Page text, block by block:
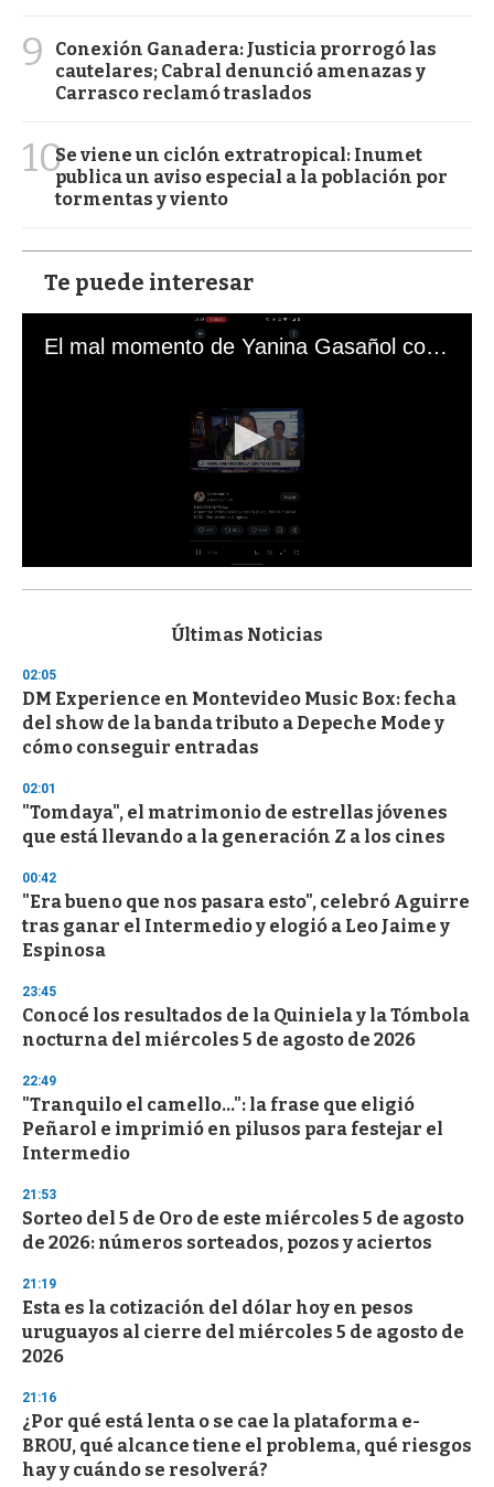
9
Conexión Ganadera: Justicia prorrogó las
cautelares; Cabral denunció amenazas y
Carrasco reclamó traslados
10Se viene un ciclón extratropical: Inumet
publica un aviso especial a la población por
tormentas y viento
Te puede interesar
El mal momento de Yanina Gasañol con un hincha argentino en "Subrayado"
s
d
s
o
f
3
s
e
o
d
s
Últimas Noticias
02:05
DM Experience en Montevideo Music Box: fecha
del show de la banda tributo a Depeche Mode y
cómo conseguir entradas
02:01
"Tomdaya", el matrimonio de estrellas jóvenes
que está llevando a la generación Z a los cines
00:42
"Era bueno que nos pasara esto", celebró Aguirre
tras ganar el Intermedio y elogió a Leo Jaime y
Espinosa
23:45
Conocé los resultados de la Quiniela y la Tómbola
nocturna del miércoles 5 de agosto de 2026
22:49
"Tranquilo el camello...": la frase que eligió
Peñarol e imprimió en pilusos para festejar el
Intermedio
21:53
Sorteo del 5 de Oro de este miércoles 5 de agosto
de 2026: números sorteados, pozos y aciertos
21:19
Esta es la cotización del dólar hoy en pesos
uruguayos al cierre del miércoles 5 de agosto de
2026
21:16
¿Por qué está lenta o se cae la plataforma e-
BROU, qué alcance tiene el problema, qué riesgos
hay y cuándo se resolverá?